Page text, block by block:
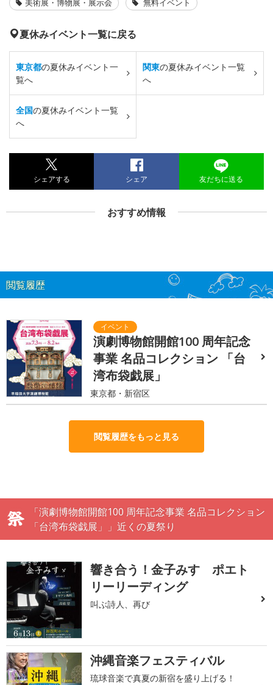
美術展・博物展・展示会 無料イベント
夏休みイベント一覧に戻る
東京都の夏休みイベント一
覧へ
関東の夏休みイベント一覧
へ
全国の夏休みイベント一覧
へ
シェアする シェア 友だちに送る
おすすめ情報
閲覧履歴
演劇博物館開館100 周年記念
事業 名品コレクション 「台
湾布袋戯展」
東京都・新宿区
閲覧履歴をもっと見る
「演劇博物館開館100 周年記念事業 名品コレクション
「台湾布袋戯展」」近くの夏祭り
響き合う！金子みすゞポエト
リーリーディング
叫ぶ詩人、再び
沖縄音楽フェスティバル
琉球音楽で真夏の新宿を盛り上げる！